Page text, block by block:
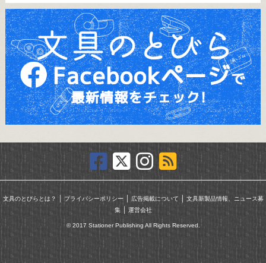
文具のとびらとは？ ｜ プライバシーポリシー｜ 広告掲載について ｜ 文具新製品情報、ニュース募
集｜ 運営会社
© 2017 Stationer Publishing All Rights Reserved.